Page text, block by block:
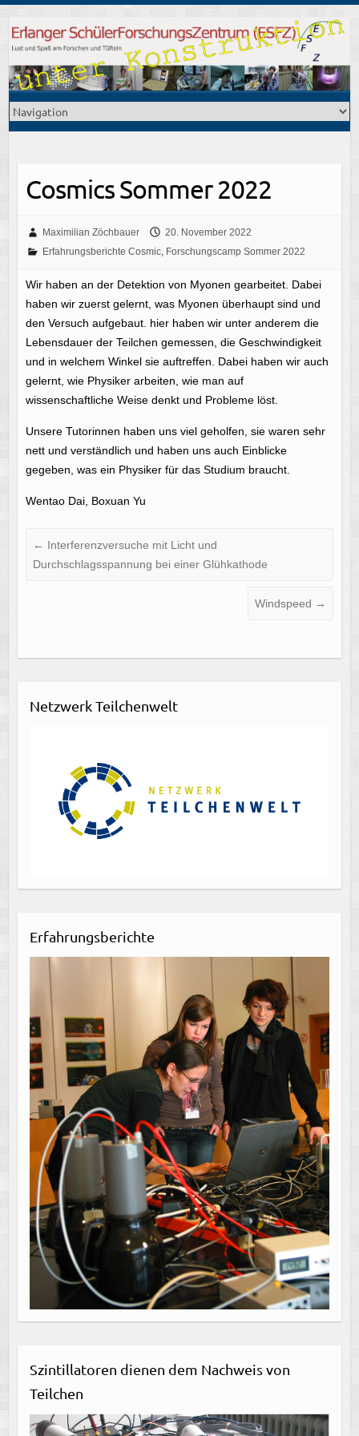
Cosmics Sommer 2022
Maximilian Zöchbauer
20. November 2022
Erfahrungsberichte Cosmic, Forschungscamp Sommer 2022
Wir haben an der Detektion von Myonen gearbeitet. Dabei
haben wir zuerst gelernt, was Myonen überhaupt sind und
den Versuch aufgebaut. hier haben wir unter anderem die
Lebensdauer der Teilchen gemessen, die Geschwindigkeit
und in welchem Winkel sie auftreffen. Dabei haben wir auch
gelernt, wie Physiker arbeiten, wie man auf
wissenschaftliche Weise denkt und Probleme löst.
Unsere Tutorinnen haben uns viel geholfen, sie waren sehr
nett und verständlich und haben uns auch Einblicke
gegeben, was ein Physiker für das Studium braucht.
Wentao Dai, Boxuan Yu
← Interferenzversuche mit Licht und
Durchschlagsspannung bei einer Glühkathode
Windspeed →
Netzwerk Teilchenwelt
Erfahrungsberichte
Szintillatoren dienen dem Nachweis von
Teilchen